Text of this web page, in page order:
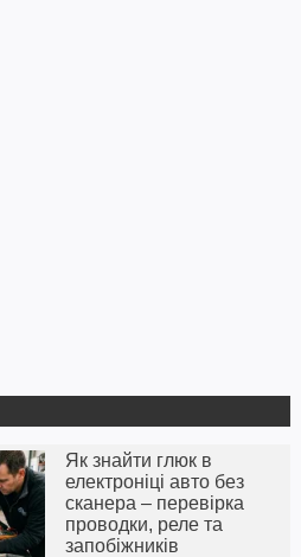
Як знайти глюк в
електроніці авто без
сканера – перевірка
проводки, реле та
запобіжників